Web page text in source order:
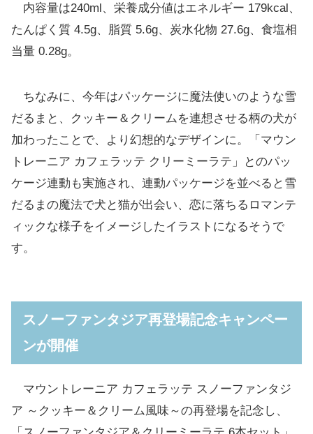
内容量は240ml、栄養成分値はエネルギー 179kcal、
たんぱく質 4.5g、脂質 5.6g、炭水化物 27.6g、食塩相
当量 0.28g。
ちなみに、今年はパッケージに魔法使いのような雪
だるまと、クッキー＆クリームを連想させる柄の犬が
加わったことで、より幻想的なデザインに。「マウン
トレーニア カフェラッテ クリーミーラテ」とのパッ
ケージ連動も実施され、連動パッケージを並べると雪
だるまの魔法で犬と猫が出会い、恋に落ちるロマンテ
ィックな様子をイメージしたイラストになるそうで
す。
スノーファンタジア再登場記念キャンペー
ンが開催
マウントレーニア カフェラッテ スノーファンタジ
ア ～クッキー＆クリーム風味～の再登場を記念し、